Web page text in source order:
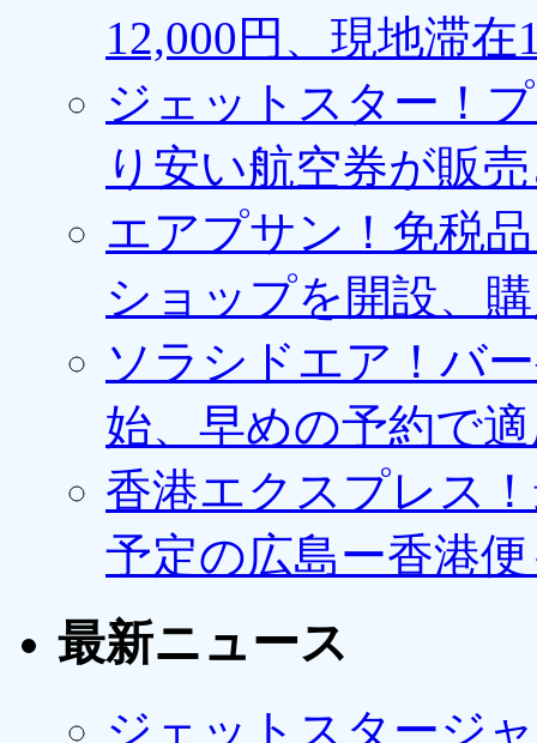
12,000円、現地滞
ジェットスター！
り安い航空券が販
エアプサン！免税
ショップを開設、
ソラシドエア！バ
始、早めの予約で
香港エクスプレス
予定の広島ー香港
最新ニュース
ジェットスタージ